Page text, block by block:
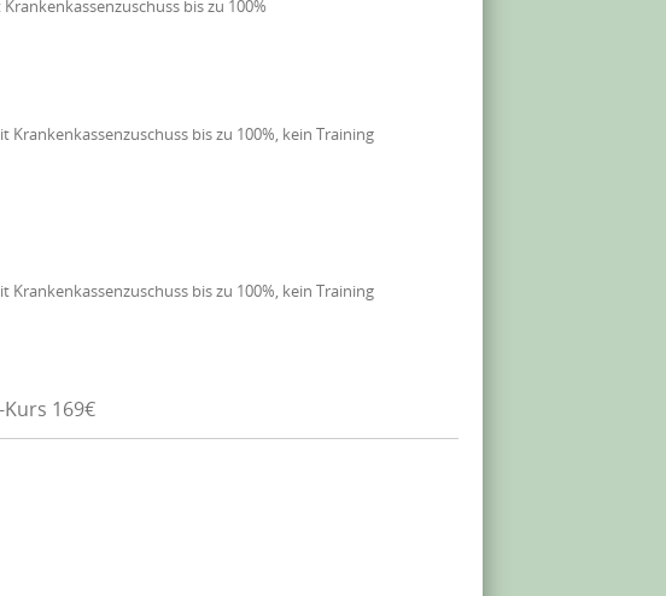
bis zu 100%
bis zu 100%, kein Training
bis zu 100%, kein Training
169€